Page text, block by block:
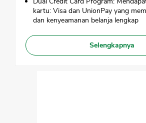
kartu: Visa dan UnionPay yang
dan kenyeamanan belanja lengkap
Selengkapnya